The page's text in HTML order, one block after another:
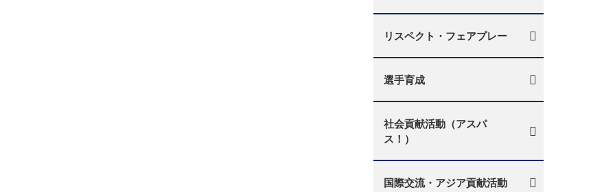
リスペクト・フェアプレー
選手育成
社会貢献活動（アスパ
ス！）
国際交流・アジア貢献活動